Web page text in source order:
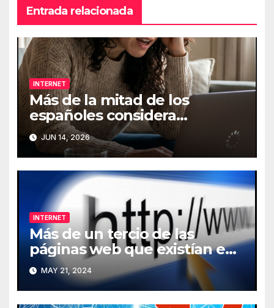
Entrada relacionada
INTERNET
Más de la mitad de los
españoles considera
fundamental la conexión a
Internet
JUN 14, 2026
INTERNET
Más de un tercio de las
páginas web que existían en
2013 han desaparecido de
Internet
MAY 21, 2024